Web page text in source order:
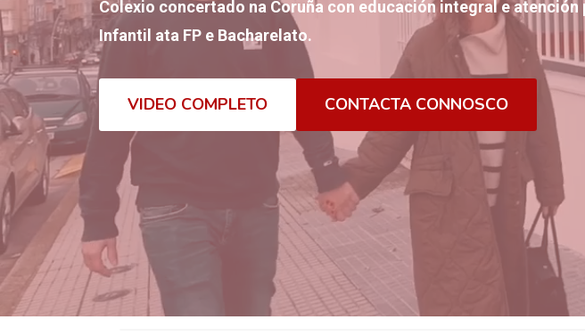
Colexio concertado na Coruña con educación integral e atención
Infantil ata FP e Bacharelato.
VIDEO COMPLETO CONTACTA CONNOSCO